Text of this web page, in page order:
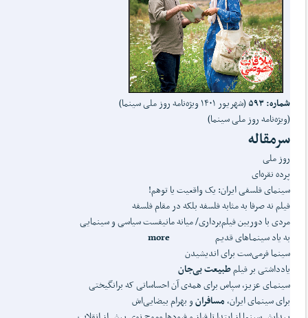
شماره: ۵۹۳
(شهریور ۱۴۰۱ ویژه‌نامه روز ملی سینما)
(ویژه‌نامه روز ملی سینما)
سرمقاله
روز ملی
پرده نقره‌ای
سینمای فلسفی ایران: یک واقعیت یا توهم!
فیلم نه صرفا به مثابه فلسفه بلکه در مقام فلسفه
مردی با دوربین فیلم‌برداری/ میانه مانیفست سیاسی و سینمایی
به یاد سینمـاهای قدیـمmore
سینما فرمی‌ست برای اندیشیدن
یادداشتی بر فیلمطبیعتبی‌جان
سینمـای عزیـز، سپاس برای همه‌ی آن احساساتی که برانگیختی
برای سینمای ایران، مسافرانو بهرام بیضایی‌اش